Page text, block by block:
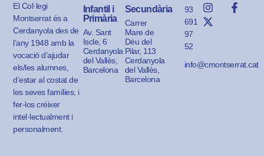
El Col·legi
Montserrat és a
Cerdanyola des de
l’any 1948 amb la
vocació d’ajudar
els/les alumnes,
d’estar al costat de
les seves famílies, i
fer-los créixer
intel·lectualment i
personalment.
Infantil i
Primària
Av. Sant
Iscle, 6
Cerdanyola
del Vallès,
Barcelona
Secundària
Carrer
Mare de
Déu del
Pilar, 113
Cerdanyola
del Vallès,
Barcelona
93
691
97
52
info@cmontserrat.cat